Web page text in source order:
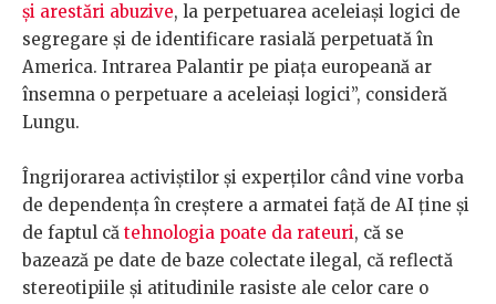
și arestări abuzive, la perpetuarea aceleiași logici de
segregare și de identificare rasială perpetuată în
America. Intrarea Palantir pe piața europeană ar
însemna o perpetuare a aceleiași logici”, consideră
Lungu.
Îngrijorarea activiștilor și experților când vine vorba
de dependența în creștere a armatei față de AI ține și
de faptul că tehnologia poate da rateuri, că se
bazează pe date de baze colectate ilegal, că reflectă
stereotipiile și atitudinile rasiste ale celor care o